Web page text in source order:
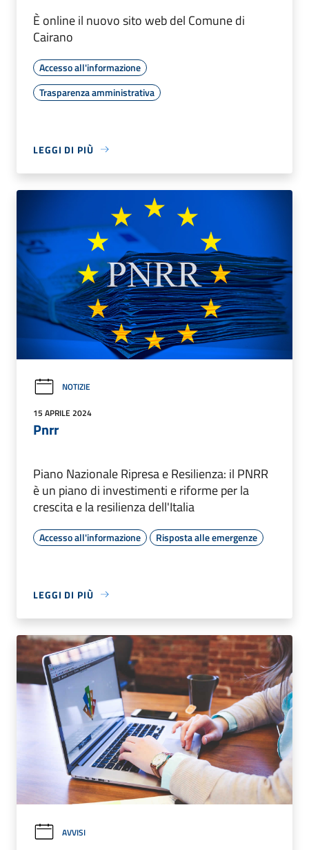
È online il nuovo sito web del Comune di
Cairano
Accesso all'informazione
Trasparenza amministrativa
LEGGI DI PIÙ
NOTIZIE
15 APRILE 2024
Pnrr
Piano Nazionale Ripresa e Resilienza: il PNRR
è un piano di investimenti e riforme per la
crescita e la resilienza dell'Italia
Accesso all'informazione Risposta alle emergenze
LEGGI DI PIÙ
AVVISI